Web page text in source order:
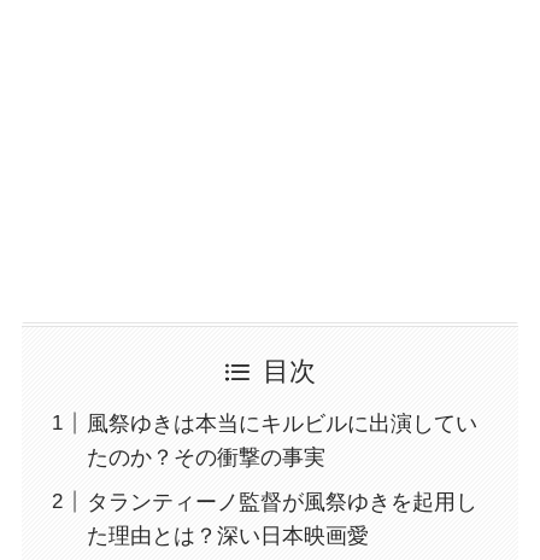
目次
風祭ゆきは本当にキルビルに出演してい
たのか？その衝撃の事実
タランティーノ監督が風祭ゆきを起用し
た理由とは？深い日本映画愛